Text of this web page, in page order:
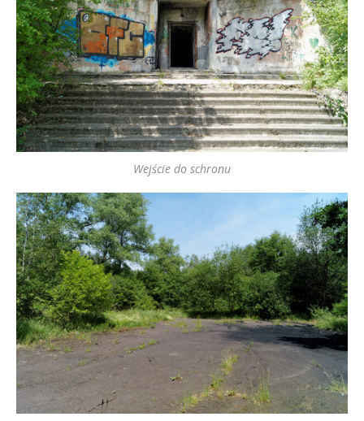
Wejście do schronu